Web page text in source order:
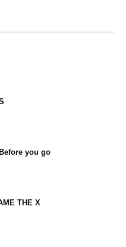
you go
THE X